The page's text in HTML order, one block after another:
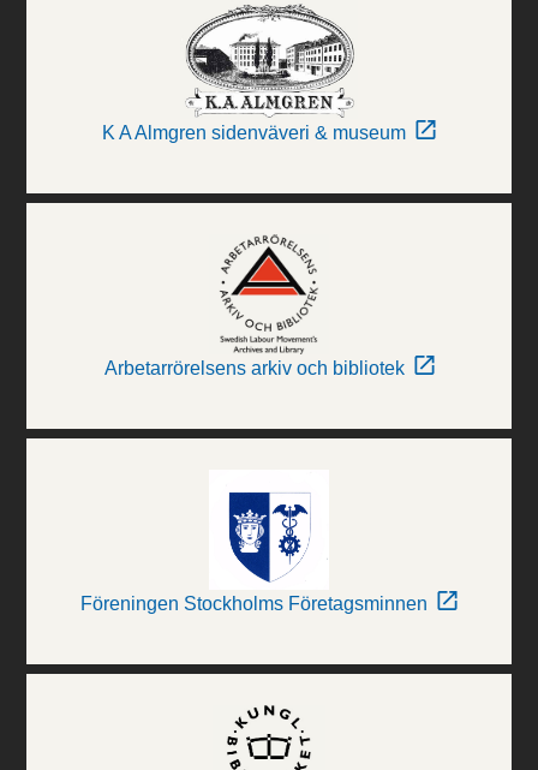
K A Almgren sidenväveri & museum
Arbetarrörelsens arkiv och bibliotek
Föreningen Stockholms Företagsminnen